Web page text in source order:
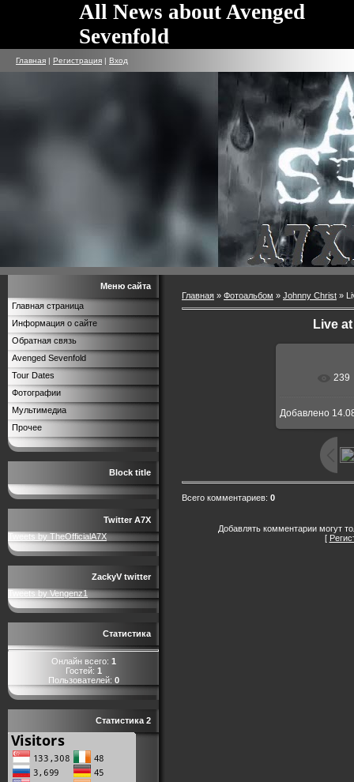
All News about Avenged
Sevenfold
Главная | Регистрация | Вход
Меню сайта
Главная страница
Информация о сайте
Обратная связь
Avenged Sevenfold
Tour Dates
Фотографии
Мультимедиа
Прочее
Block title
Twitter A7X
Tweets by TheOfficialA7X
ZackyV twitter
Tweets by Vengenz1
Статистика
Онлайн всего: 1
Гостей: 1
Пользователей: 0
Статистика 2
Главная » Фотоальбом » Johnny Christ »
Live
239
Добавлено
Всего комментариев: 0
Добавлять комментарии могут
[